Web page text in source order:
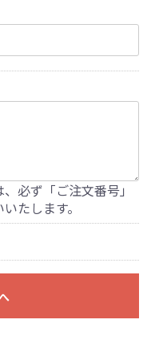
必ず「ご注文番号」
たします。